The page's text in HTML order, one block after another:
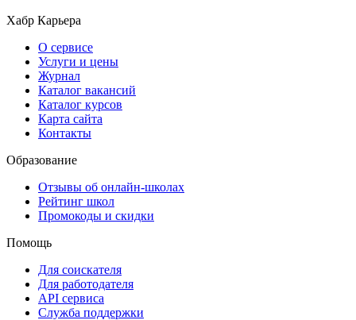
Хабр Карьера
О сервисе
Услуги и цены
Журнал
Каталог вакансий
Каталог курсов
Карта сайта
Контакты
Образование
Отзывы об онлайн-школах
Рейтинг школ
Промокоды и скидки
Помощь
Для соискателя
Для работодателя
API сервиса
Служба поддержки